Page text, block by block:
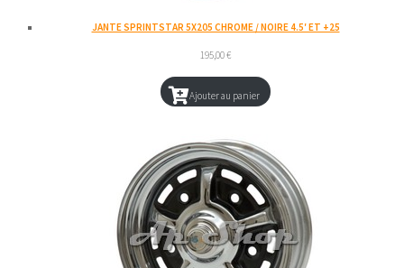
JANTE SPRINTSTAR 5X205 CHROME / NOIRE 4.5′ ET +25
195,00€
Ajouter au panier